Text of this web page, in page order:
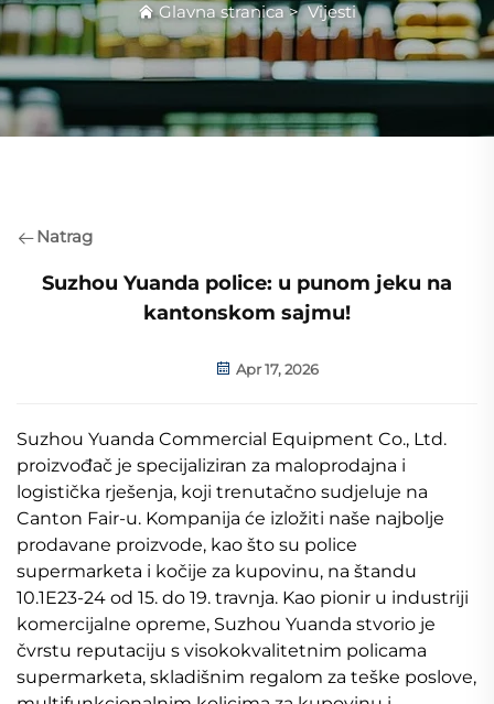
Glavna stranica>Vijesti
Natrag
Suzhou Yuanda police: u punom jeku na
kantonskom sajmu!
Apr 17, 2026
Suzhou Yuanda Commercial Equipment Co., Ltd.
proizvođač je specijaliziran za maloprodajna i
logistička rješenja, koji trenutačno sudjeluje na
Canton Fair-u. Kompanija će izložiti naše najbolje
prodavane proizvode, kao što su police
supermarketa i kočije za kupovinu, na štandu
10.1E23-24 od 15. do 19. travnja. Kao pionir u industriji
komercijalne opreme, Suzhou Yuanda stvorio je
čvrstu reputaciju s visokokvalitetnim policama
supermarketa, skladišnim regalom za teške poslove,